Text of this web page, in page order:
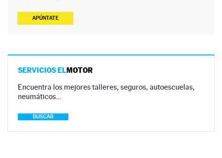
APÚNTATE
SERVICIOS ELMOTOR
Encuentra los mejores talleres, seguros, autoescuelas,
neumáticos…
BUSCAR